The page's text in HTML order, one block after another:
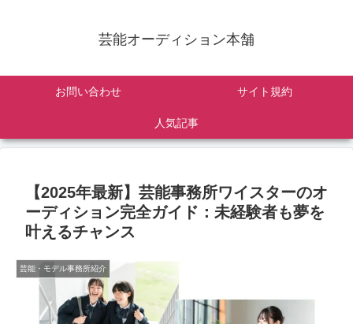
芸能オーディション本舗
お問い合わせ サイト規約
人気記事
【2025年最新】芸能事務所ワイスターのオ
ーディション完全ガイド：未経験者も夢を
叶えるチャンス
芸能・モデル事務所紹介